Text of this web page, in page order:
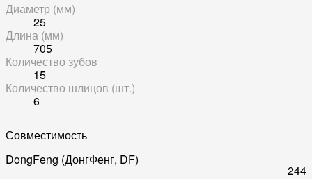
Диаметр (мм)
25
Длина (мм)
705
Количество зубов
15
Количество шлицов (шт.)
6
Совместимость
DongFeng (ДонгФенг, DF)
244